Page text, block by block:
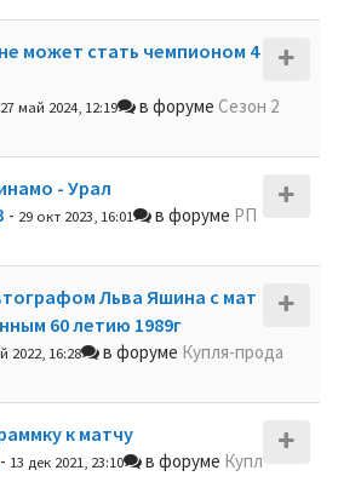
может стать чемпионом 4
27 май 2024, 12:19 в форуме Сезон 2
- Урал
- 29 окт 2023, 16:01 в форуме РП
Льва Яшина с мат
60 летию 1989г
2022, 16:28 в форуме Купля-прода
к матчу
- 13 дек 2021, 23:10 в форуме Купл